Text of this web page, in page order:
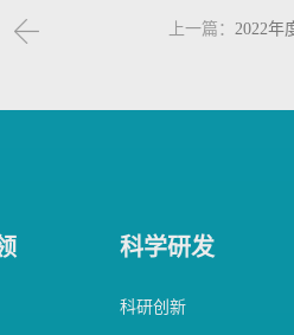
上一篇 ： 2022年
科学研发
科研创新